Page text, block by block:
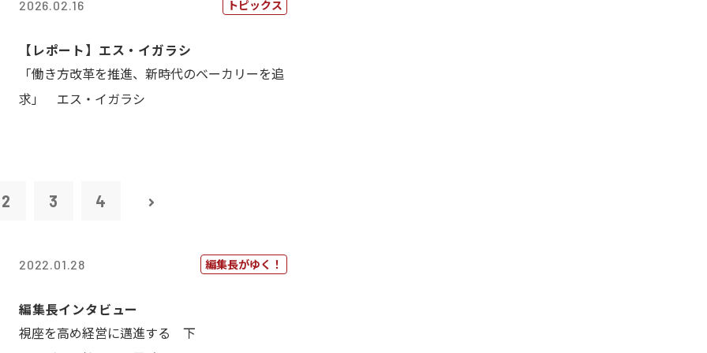
2026.02.16 トピックス
【レポート】エス・イガラシ
「働き方改革を推進、新時代のベーカリーを追
求」 エス・イガラシ
2 3 4
2022.01.28 編集長がゆく！
編集長インタビュー
視座を高め経営に邁進する 下